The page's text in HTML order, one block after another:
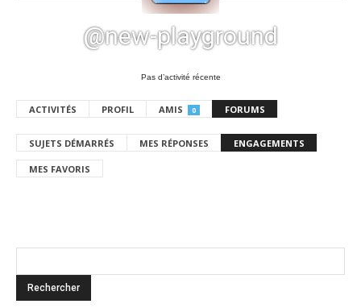
@new-playground
Pas d’activité récente
ACTIVITÉS PROFIL AMIS 0 FORUMS
SUJETS DÉMARRÉS MES RÉPONSES ENGAGEMENTS
MES FAVORIS